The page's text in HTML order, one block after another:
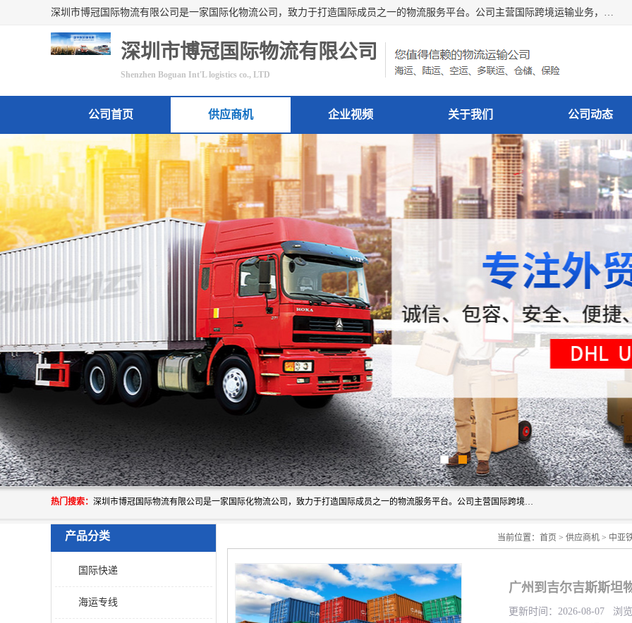
深圳市博冠国际物流有限公司是一家国际化物流公司，致力于打造国际成员之一的物流服务平台。公司主营国际跨境运输业务，提供国际快递、FBA空派专线、国际海空运、国际空运专线、中欧铁路运输等国际海空运、国际快递、国际铁路运输及跨境专线物流等各类进出口运输方面的业务。
深圳市博冠国际物流有限公司
Shenzhen Boguan Int'L logistics co., LTD
公司首页 供应商机 企业视频 关于我们 公司动态
联系方式
热门搜索： 深圳市博冠国际物流有限公司是一家国际化物流公司，致力于打造国际成员之一的物流服务平台。公司主营国际跨境运输业务，提供国际快递、FBA空派专线、国际海空运、国际空运专线、中欧铁路运输等国际海空运、国际快递、国际铁路运输及跨境专线物流等各类进出口运输方面的业务。
产品分类
国际快递
海运专线
当前位置： 首页 > 供应商机 > 中亚
广州到吉尔吉斯斯坦
更新时间：2026-08-07 浏